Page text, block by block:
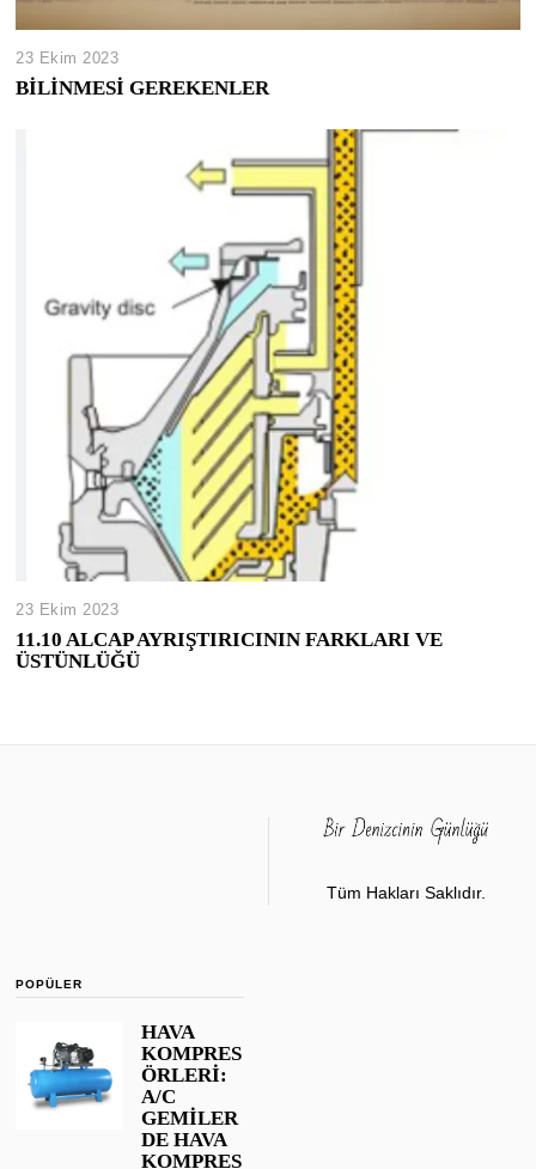
23 Ekim 2023
BİLİNMESİ GEREKENLER
23 Ekim 2023
11.10 ALCAP AYRIŞTIRICININ FARKLARI VE
ÜSTÜNLÜĞÜ
Tüm Hakları Saklıdır.
POPÜLER
HAVA
KOMPRES
ÖRLERİ:
A/C
GEMİLER
DE HAVA
KOMPRES